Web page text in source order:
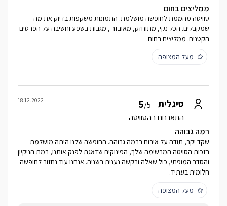
ממליצים בחום
סוויטה מהממת לחופשה מושלמת. התמונות משקפות בדיוק את מה
שמקבלים. הכל נקי, מתוחזק, מאובזר , מגבות בשפע וחשיבה על הפרטים
הקטנים. ממליצים בחום.
מעל המצופה
סיגלית 5/5
התארחנו בהסוויטה
18.12.2022
רמה גבוהה
שקד יקר, תודה על אירוח ברמה גבוהה. החופשה שלנו היתה מושלמת
בזכות הסויטה המרשימה שלך, הפינוקים שדאגת לפנק אותנו, רמת הניקיון
והסדר המופתי, כול שאלה ובקשה נענית בשניה. אנחנו עוד נחזור לחופשה
חלומית בעתיד.
מעל המצופה